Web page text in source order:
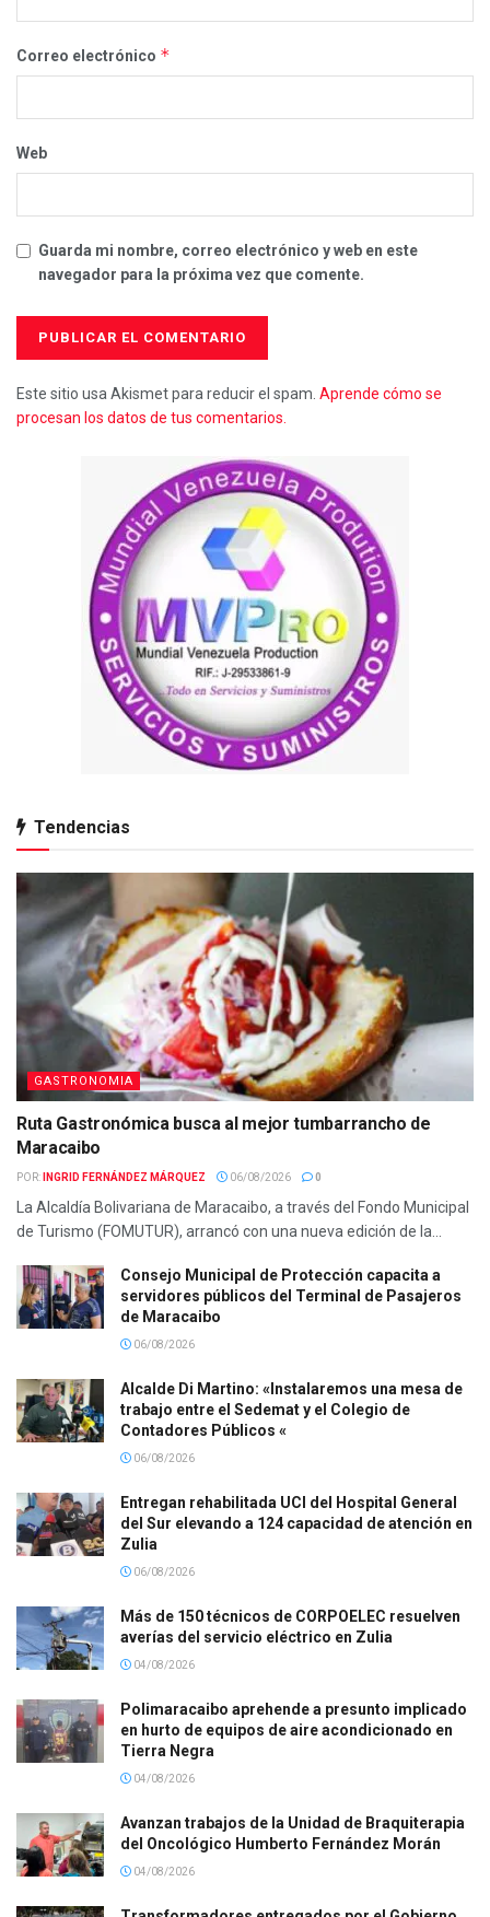
Correo electrónico *
Web
Guarda mi nombre, correo electrónico y web en este
navegador para la próxima vez que comente.
Este sitio usa Akismet para reducir el spam. Aprende cómo se
procesan los datos de tus comentarios.
Tendencias
GASTRONOMIA
Ruta Gastronómica busca al mejor tumbarrancho de
Maracaibo
POR: INGRID FERNÁNDEZ MÁRQUEZ 06/08/2026 0
La Alcaldía Bolivariana de Maracaibo, a través del Fondo Municipal
de Turismo (FOMUTUR), arrancó con una nueva edición de la...
Consejo Municipal de Protección capacita a
servidores públicos del Terminal de Pasajeros
de Maracaibo
06/08/2026
Alcalde Di Martino: «Instalaremos una mesa de
trabajo entre el Sedemat y el Colegio de
Contadores Públicos «
06/08/2026
Entregan rehabilitada UCI del Hospital General
del Sur elevando a 124 capacidad de atención en
Zulia
06/08/2026
Más de 150 técnicos de CORPOELEC resuelven
averías del servicio eléctrico en Zulia
04/08/2026
Polimaracaibo aprehende a presunto implicado
en hurto de equipos de aire acondicionado en
Tierra Negra
04/08/2026
Avanzan trabajos de la Unidad de Braquiterapia
del Oncológico Humberto Fernández Morán
04/08/2026